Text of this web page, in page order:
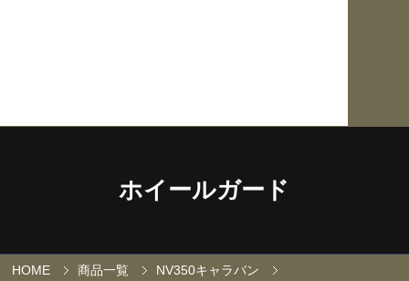
ホイールガード
HOME 商品一覧
NV350キャラバン